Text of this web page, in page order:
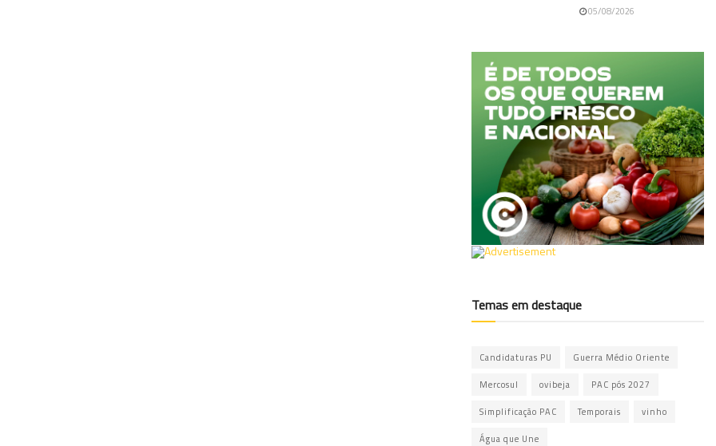
05/08/2026
Temas em destaque
Candidaturas PU Guerra Médio Oriente
Mercosul ovibeja PAC pós 2027
Simplificação PAC Temporais vinho
Água que Une